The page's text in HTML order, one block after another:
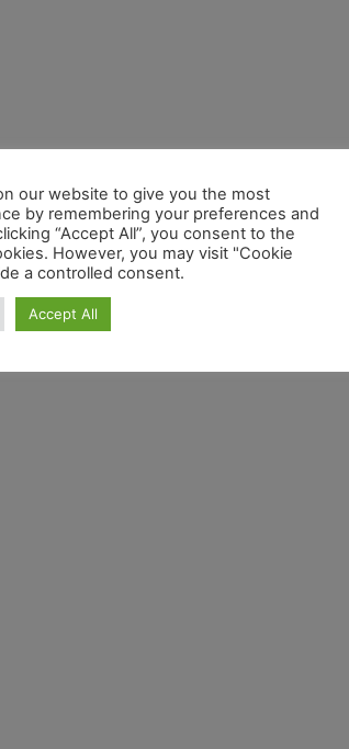
our website to give you the most
by remembering your preferences and
“Accept All”, you consent to the
However, you may visit "Cookie
a controlled consent.
Accept All